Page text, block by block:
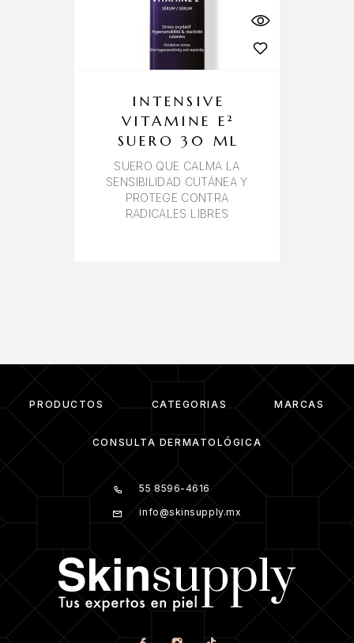
INTENSIVE
VITAMINE E²
SUERO 30 ML
SUERO QUE CALMA LA
SENSIBILIDAD CUTÁNEA Y
PROTEGE CONTRA
RADICALES LIBRES
PRODUCTOS CATEGORIAS MARCAS
CONSULTA DERMATOLÓGICA
55 8596-4616
info@skinsupply.mx